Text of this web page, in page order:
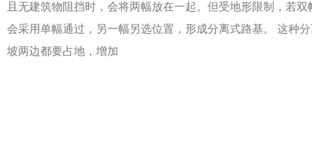
且无建筑物阻挡时，会将两幅放在一起。但受地形限制，若
会采用单幅通过，另一幅另选位置，形成分离式路基。 这种
坡两边都要占地，增加